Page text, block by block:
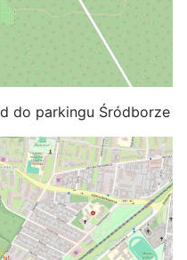
do parkingu Śródborze